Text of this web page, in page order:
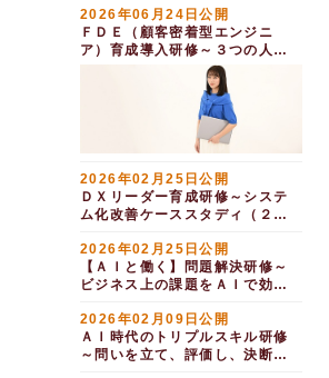
2026年06月24日公開
ＦＤＥ（顧客密着型エンジニ
ア）育成導入研修～３つの人間
力を身につける（２日間）
2026年02月25日公開
ＤＸリーダー育成研修～システ
ム化改善ケーススタディ（２日
2026年02月25日公開
【ＡＩと働く】問題解決研修～
ビジネス上の課題をＡＩで効率
2026年02月09日公開
ＡＩ時代のトリプルスキル研修
～問いを立て、評価し、決断を